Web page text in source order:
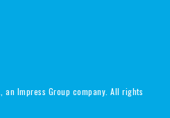
Impress Group company. All rights